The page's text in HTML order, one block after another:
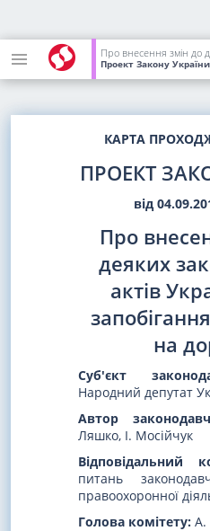
Проект Закону
КАРТА
ПРОЕКТ
від
Про
деяких
актів
на
Суб'єкт
Народний депутат
Автор
Ляшко, І. Мосійчук
Відповідальний
питань
правоохоронної
Голова комітету: А.